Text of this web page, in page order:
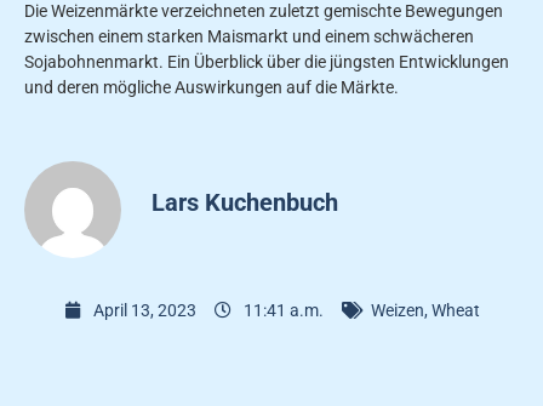
Die Weizenmärkte verzeichneten zuletzt gemischte Bewegungen
zwischen einem starken Maismarkt und einem schwächeren
Sojabohnenmarkt. Ein Überblick über die jüngsten Entwicklungen
und deren mögliche Auswirkungen auf die Märkte.
Lars Kuchenbuch
April 13, 2023 11:41 a.m. Weizen, Wheat